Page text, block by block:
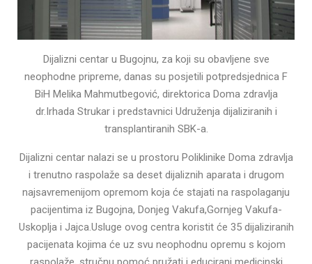
Dijalizni centar u Bugojnu, za koji su obavljene sve
neophodne pripreme, danas su posjetili potpredsjednica F
BiH Melika Mahmutbegović, direktorica Doma zdravlja
dr.Irhada Strukar i predstavnici Udruženja dijaliziranih i
transplantiranih SBK-a.
Dijalizni centar nalazi se u prostoru Poliklinike Doma zdravlja
i trenutno raspolaže sa deset dijaliznih aparata i drugom
najsavremenijom opremom koja će stajati na raspolaganju
pacijentima iz Bugojna, Donjeg Vakufa,Gornjeg Vakufa-
Uskoplja i Jajca.Usluge ovog centra koristit će 35 dijaliziranih
pacijenata kojima će uz svu neophodnu opremu s kojom